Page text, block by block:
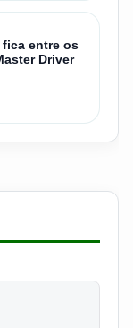
fica entre os
Driver